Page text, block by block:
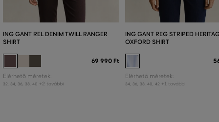
ING GANT REL DENIM TWILL RANGER
SHIRT
69 990 Ft
Elérhető méretek:
32 34 36 38 40 +2 további
ING GANT REG STRIPED
OXFORD SHIRT
Elérhető méretek:
34 36 38 40 42 +1 további